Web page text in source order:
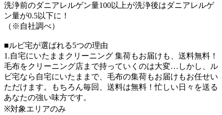
洗浄前のダニアレルゲン量100以上が洗浄後はダニアレルゲ
ン量が0.5以下に！
（※自社調べ）
■ルビ宅が選ばれる5つの理由
1.自宅にいたままクリーニング 集荷もお届けも、送料無料！
毛布をクリーニング店まで持っていくのは大変…しかし、ル
ビ宅なら自宅にいたままで、毛布の集荷もお届けもお任せい
ただけます。もちろん毎回、送料は無料！忙しい日々を送る
あなたの強い味方です。
※対象エリアのみ